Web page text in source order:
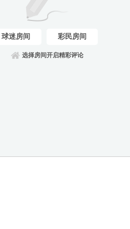
球迷房间 彩民房间
选择房间开启精彩评论